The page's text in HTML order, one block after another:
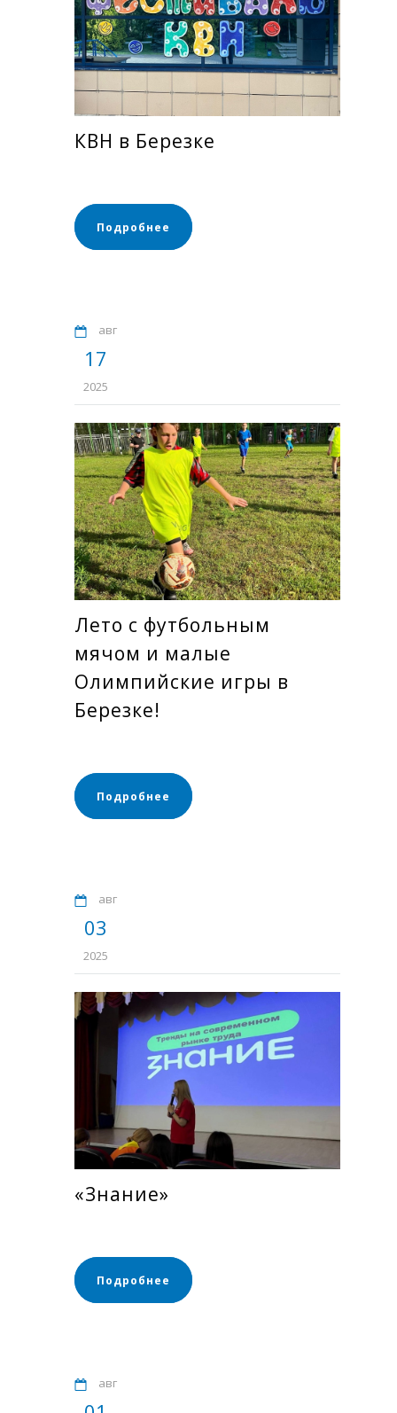
КВН в Березке
Подробнее
авг
17
2025
Лето с футбольным
мячом и малые
Олимпийские игры в
Березке!
Подробнее
авг
03
2025
«Знание»
Подробнее
авг